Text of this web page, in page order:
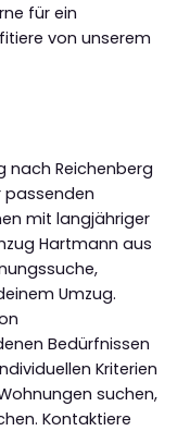
für ein
von unserem
nach Reichenberg
passenden
mit langjähriger
Hartmann aus
Umzug.
Bedürfnissen
Kriterien
suchen,
Kontaktiere